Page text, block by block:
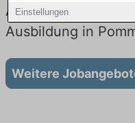
Einstellungen
Aktuell gibt es
Ausbildung in
Weitere